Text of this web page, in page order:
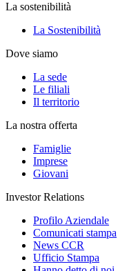
La sostenibilità
La Sostenibilità
Dove siamo
La sede
Le filiali
Il territorio
La nostra offerta
Famiglie
Imprese
Giovani
Investor Relations
Profilo Aziendale
Comunicati stampa
News CCR
Ufficio Stampa